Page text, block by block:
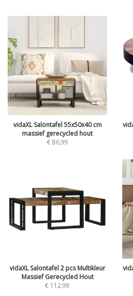
vidaXL Salontafel 55x50x40 cm
massief gerecycled hout
€86,99
vidaXL Salontafel 2 pcs Multikleur
Massief Gerecycled Hout
€ 112,99